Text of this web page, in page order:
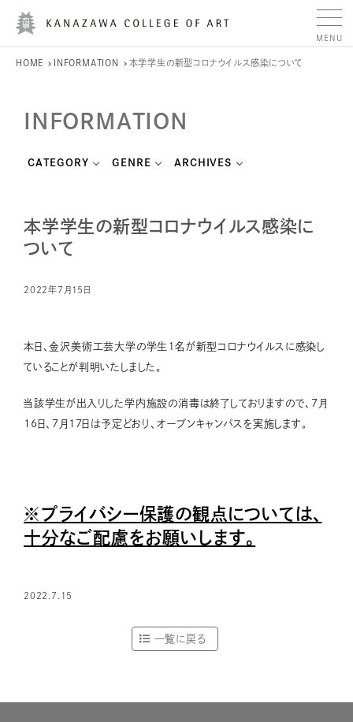
HOME INFORMATION 本学学生の新型コロナウイルス感染について
INFORMATION
CATEGORY GENRE ARCHIVES
本学学生の新型コロナウイルス感染に
ついて
2022年7月15日
本日、金沢美術工芸大学の学生１名が新型コロナウイルスに感染し
ていることが判明いたしました。
当該学生が出入りした学内施設の消毒は終了しておりますので、7月
16日、7月17日は予定どおり、オープンキャンパスを実施します。
※プライバシー保護の観点については、
十分なご配慮をお願いします。
2022.7.15
一覧に戻る